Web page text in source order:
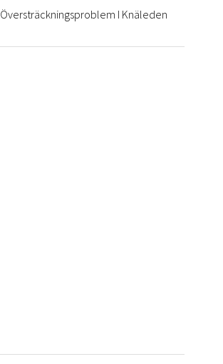
Översträckningsproblem I Knäleden